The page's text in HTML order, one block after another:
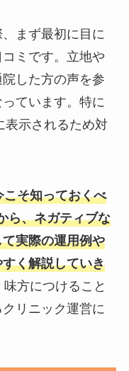
まず最初に目に
ミです。立地や
した方の声を参
ています。特に
表示されるため対
そ知っておくべ
ら、ネガティブな
実際の運用例や
く解説していき
方につけること
リニック運営に